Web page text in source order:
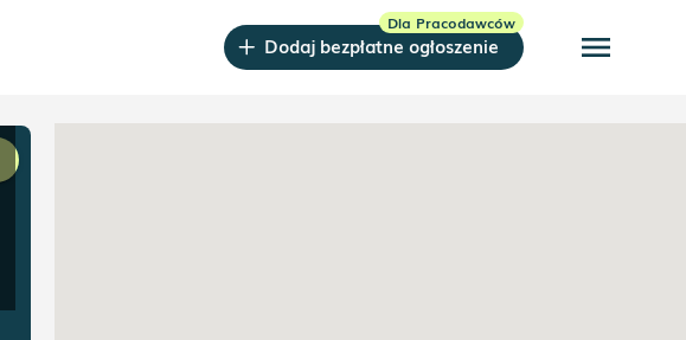
Dodaj bezpłatne ogłoszenie menu